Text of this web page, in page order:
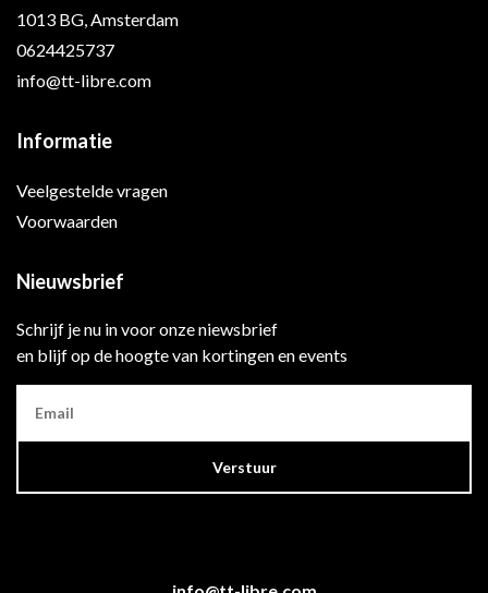
1013 BG, Amsterdam
0624425737
info@tt-libre.com
Informatie
Veelgestelde vragen
Voorwaarden
Nieuwsbrief
Schrijf je nu in voor onze niewsbrief
en blijf op de hoogte van kortingen en events
Verstuur